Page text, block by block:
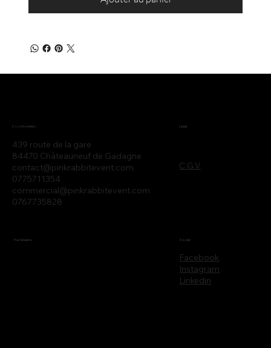
439 route de la gare
84470 Châteauneuf de Gadagne
contact@pinkrabbitevent.com
0775711354
commercial@pinkrabbitevent.com
0767735828
Coordonnées
C.G.V
Legal
Partenaires
Facebook
Instagram
Linkedin
Social